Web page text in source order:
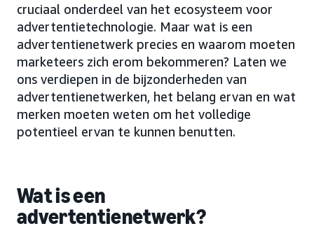
cruciaal onderdeel van het ecosysteem voor
advertentietechnologie. Maar wat is een
advertentienetwerk precies en waarom moeten
marketeers zich erom bekommeren? Laten we
ons verdiepen in de bijzonderheden van
advertentienetwerken, het belang ervan en wat
merken moeten weten om het volledige
potentieel ervan te kunnen benutten.
Wat is een
advertentienetwerk?